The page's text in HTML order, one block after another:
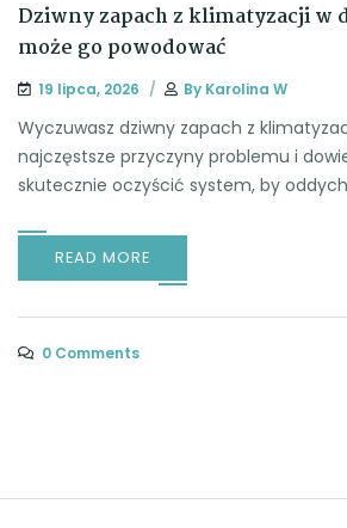
Dziwny zapach z klimatyzacji w
może go powodować
19 lipca, 2026 By Karolina W
Wyczuwasz dziwny zapach z
najczęstsze przyczyny problemu i
skutecznie oczyścić system, by
READ MORE
0 Comments